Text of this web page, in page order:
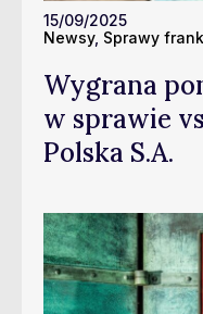
15/09/2025
Newsy, Sprawy
Wygrana
w sprawie
Polska S.A.